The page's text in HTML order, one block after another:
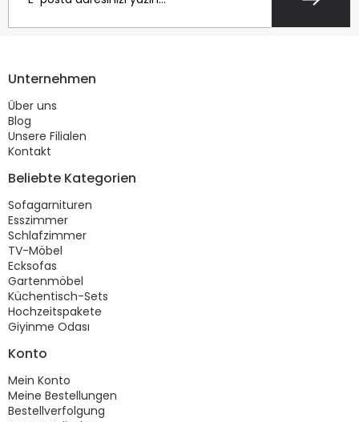
Unternehmen
Über uns
Blog
Unsere Filialen
Kontakt
Beliebte Kategorien
Sofagarnituren
Esszimmer
Schlafzimmer
TV-Möbel
Ecksofas
Gartenmöbel
Küchentisch-Sets
Hochzeitspakete
Giyinme Odası
Konto
Mein Konto
Meine Bestellungen
Bestellverfolgung